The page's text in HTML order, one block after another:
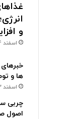
و
اسفند 4, 1404
ها و
اسفند 3, 1404
چربی
اصول